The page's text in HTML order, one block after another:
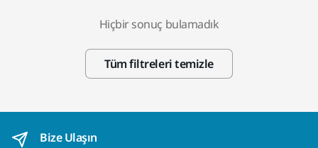
Hiçbir sonuç bulamadık
Tüm filtreleri temizle
Bize Ulaşın